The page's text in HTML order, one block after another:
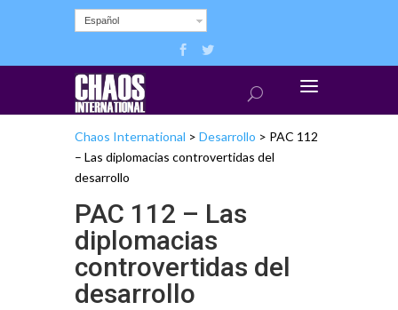
Español
Chaos International > Desarrollo > PAC 112
– Las diplomacias controvertidas del
desarrollo
PAC 112 – Las
diplomacias
controvertidas del
desarrollo